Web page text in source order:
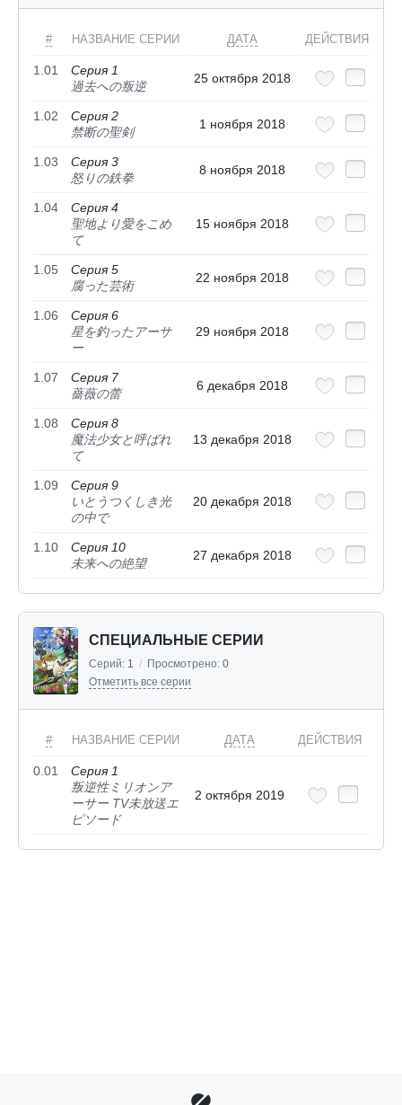
# НАЗВАНИЕ СЕРИИ ДАТА ДЕЙСТВИЯ
1.01
Серия 1
過去への叛逆
25 октября 2018
1.02
Серия 2
禁断の聖剣
1 ноября 2018
1.03
Серия 3
怒りの鉄拳
8 ноября 2018
1.04
Серия 4
聖地より愛をこめ
て
15 ноября 2018
1.05
Серия 5
腐った芸術
22 ноября 2018
1.06
Серия 6
星を釣ったアーサ
ー
29 ноября 2018
1.07
Серия 7
薔薇の蕾
6 декабря 2018
1.08
Серия 8
魔法少女と呼ばれ
て
13 декабря 2018
1.09
Серия 9
いとうつくしき光
の中で
20 декабря 2018
1.10
Серия 10
未来への絶望
27 декабря 2018
СПЕЦИАЛЬНЫЕ СЕРИИ
Серий: 1 / Просмотрено: 0
Отметить все серии
# НАЗВАНИЕ СЕРИИ ДАТА ДЕЙСТВИЯ
0.01
Серия 1
叛逆性ミリオンア
ーサー TV未放送エ
ピソード
2 октября 2019